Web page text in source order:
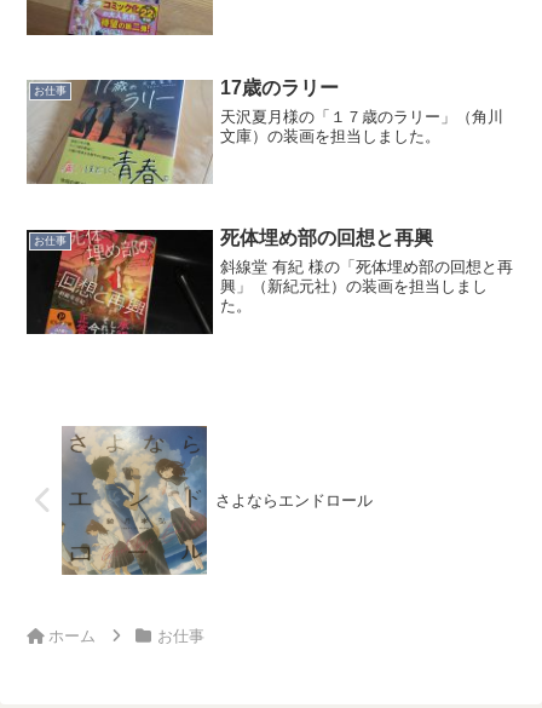
お仕事 17歳のラリー
天沢夏月様の「１７歳のラリー」（角川
文庫）の装画を担当しました。
お仕事 死体埋め部の回想と再興
斜線堂 有紀 様の「死体埋め部の回想と再
興」（新紀元社）の装画を担当しまし
た。
さよならエンドロール
ホーム お仕事